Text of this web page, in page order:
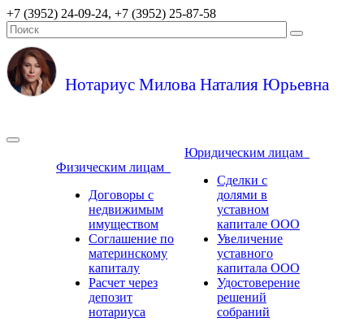
+7 (3952) 24-09-24, +7 (3952) 25-87-58
Нотариус Милова Наталия Юрьевна
Физическим лицам
Договоры с
недвижимым
имуществом
Соглашение по
материнскому
капиталу
Расчет через
депозит
нотариуса
Юридическим лицам
Сделки с
долями в
уставном
капитале ООО
Увеличение
уставного
капитала ООО
Удостоверение
решений
собраний